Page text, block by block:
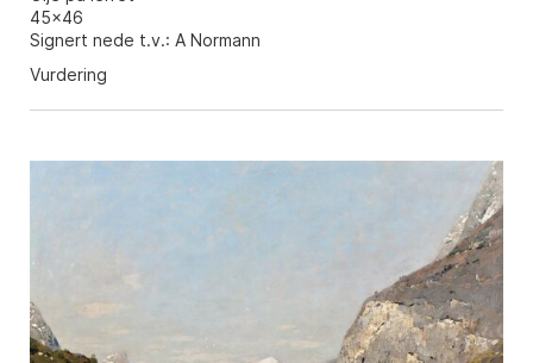
45x46
Signert nede t.v.: A Normann
Vurdering